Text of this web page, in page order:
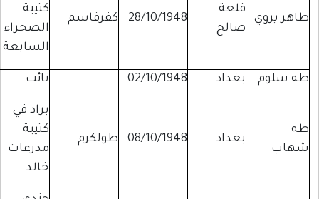
كتيبة
الصحراء
السابعة
كفرقاسم 28/10/1948
قلعة
صالح
طاهر يروي
نائب 02/10/1948 بغداد طه سلوم
براد في
كتيبة
مدرعات
خالد
طولكرم 08/10/1948 بغداد
طه
شهاب